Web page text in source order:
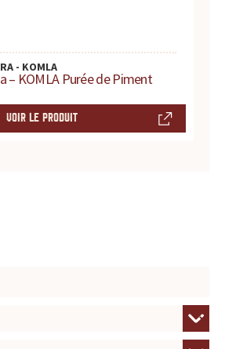
- KOMLA
– KOMLA Purée de Piment
VOIR LE PRODUIT